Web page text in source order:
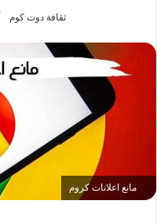
ثقافة دوت كوم
مانع اعلانات كروم